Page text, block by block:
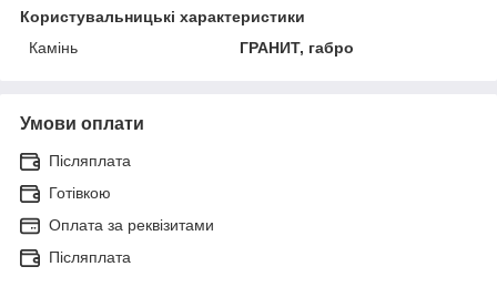
Користувальницькі характеристики
Камінь
ГРАНИТ, габро
Умови оплати
Післяплата
Готівкою
Оплата за реквізитами
Післяплата